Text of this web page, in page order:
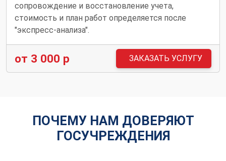
сопровождение и восстановление учета,
стоимость и план работ определяется после
"экспресс-анализа".
от 3 000 р ЗАКАЗАТЬ УСЛУГУ
ПОЧЕМУ НАМ ДОВЕРЯЮТ
ГОСУЧРЕЖДЕНИЯ